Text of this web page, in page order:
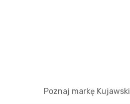
Poznaj markę Kujawski